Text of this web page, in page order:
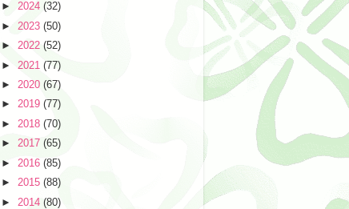
► 2024 (32)
► 2023 (50)
► 2022 (52)
► 2021 (77)
► 2020 (67)
► 2019 (77)
► 2018 (70)
► 2017 (65)
► 2016 (85)
► 2015 (88)
► 2014 (80)